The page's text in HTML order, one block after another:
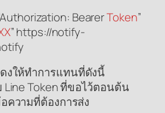
BearerToken”
” https://notify-
งให้ทำการแทนที่ดังนี้
Token ที่ขอไว้ตอนต้น
ความที่ต้องการส่ง